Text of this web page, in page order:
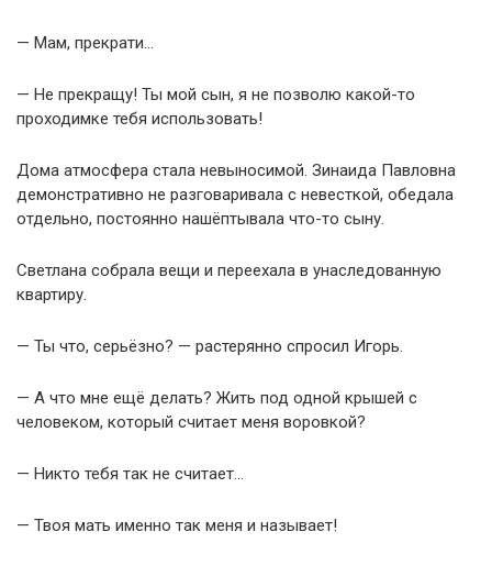
— Мам, прекрати…
— Не прекращу! Ты мой сын, я не позволю какой-то
проходимке тебя использовать!
Дома атмосфера стала невыносимой. Зинаида Павловна
демонстративно не разговаривала с невесткой, обедала
отдельно, постоянно нашёптывала что-то сыну.
Светлана собрала вещи и переехала в унаследованную
квартиру.
— Ты что, серьёзно? — растерянно спросил Игорь.
— А что мне ещё делать? Жить под одной крышей с
человеком, который считает меня воровкой?
— Никто тебя так не считает…
— Твоя мать именно так меня и называет!